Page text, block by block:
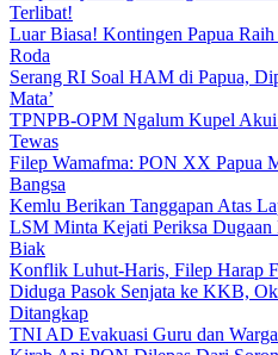
Terlibat!
Luar Biasa! Kontingen Papua
Roda
Serang RI Soal HAM di Papua,
Mata’
TPNPB-OPM Ngalum Kupel
Tewas
Filep Wamafma: PON XX Papua
Bangsa
Kemlu Berikan Tanggapan Atas
LSM Minta Kejati Periksa Dugaan
Biak
Konflik Luhut-Haris, Filep Harap
Diduga Pasok Senjata ke KKB,
Ditangkap
TNI AD Evakuasi Guru dan